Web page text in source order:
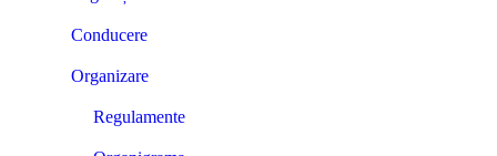
Conducere
Organizare
Regulamente